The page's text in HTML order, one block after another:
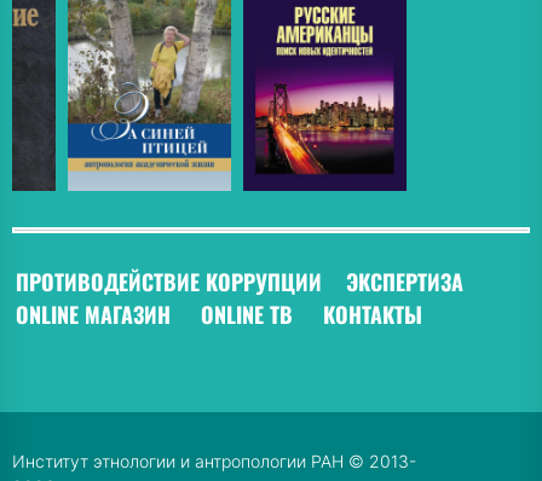
ПРОТИВОДЕЙСТВИЕ КОРРУПЦИИ ЭКСПЕРТИЗА
ONLINE МАГАЗИН
ONLINE ТВ КОНТАКТЫ
Институт этнологии и антропологии РАН © 2013-